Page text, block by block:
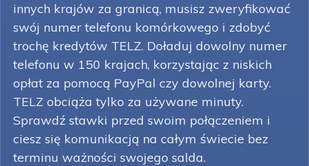
innych krajów za granicą, musisz zweryfikować
swój numer telefonu komórkowego i zdobyć
trochę kredytów TELZ. Doładuj dowolny numer
telefonu w 150 krajach, korzystając z niskich
opłat za pomocą PayPal czy dowolnej karty.
TELZ obciąża tylko za używane minuty.
Sprawdź stawki przed swoim połączeniem i
ciesz się komunikacją na całym świecie bez
terminu ważności swojego salda.